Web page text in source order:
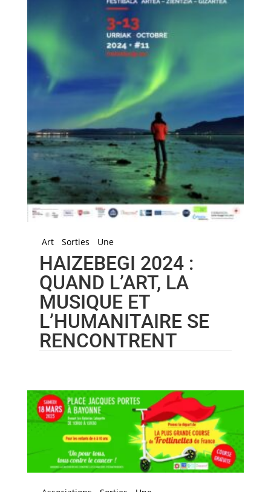
Art Sorties Une
HAIZEBEGI 2024 :
QUAND L’ART, LA
MUSIQUE ET
L’HUMANITAIRE SE
RENCONTRENT